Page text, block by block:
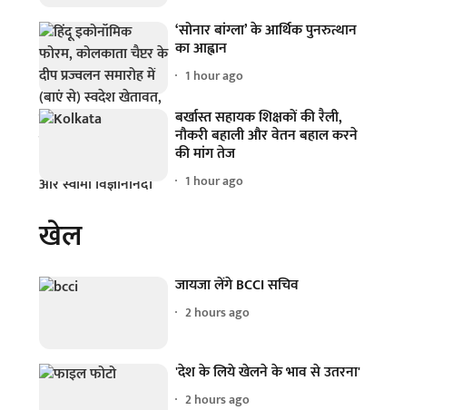
‘सोनार बांग्ला’ के आर्थिक पुनरुत्थान
का आह्वान
1 hour ago
बर्खास्त सहायक शिक्षकों की रैली,
नौकरी बहाली और वेतन बहाल करने
की मांग तेज
1 hour ago
खेल
जायजा लेंगे BCCI सचिव
2 hours ago
'देश के लिये खेलने के भाव से उतरना'
2 hours ago